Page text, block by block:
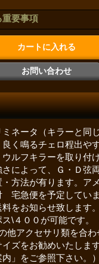
重要事項
ネータ（キラーと同
く鳴るチェロ程出や
ルフキラーを取り付
によって、Ｇ・Ｄ弦
・方法が有ります。
宅急便を予定してい
をお知らせ致します
\４００が可能です。
他アクセサリ類を合
ズをお勧めいたしま
内」をご参照下さい